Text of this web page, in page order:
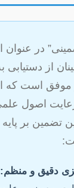
در عنوان
از
موفق است که
اصول
تضمین بر پایه
دقیق و منظم: